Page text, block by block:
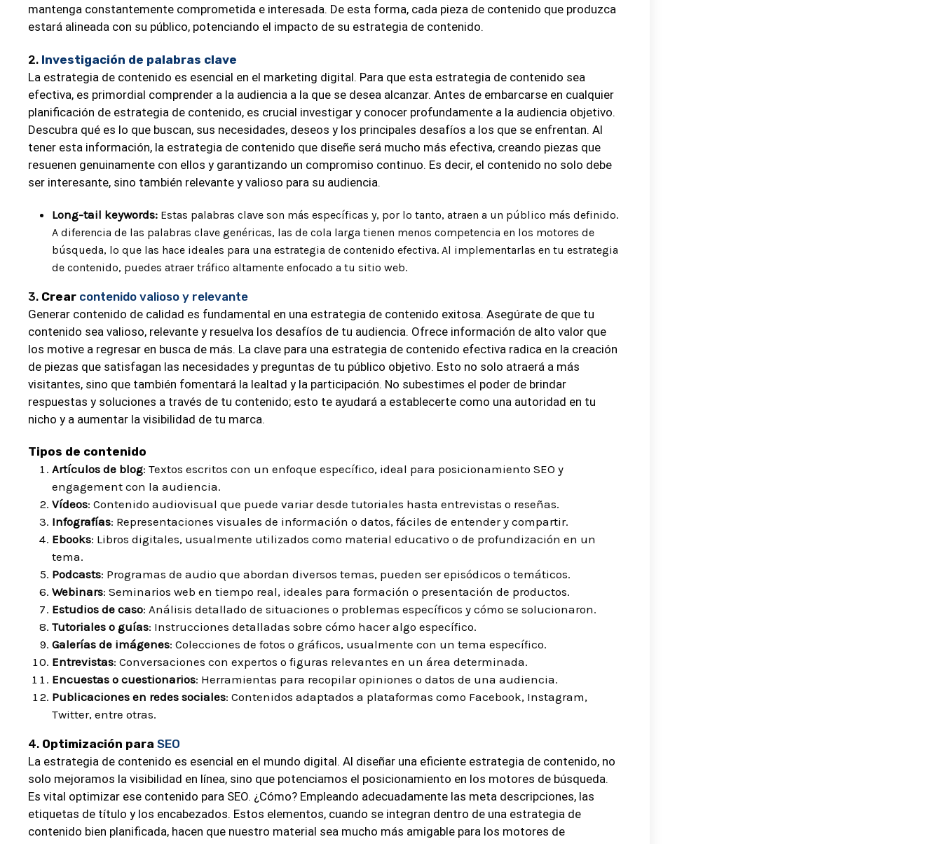
mantenga constantemente comprometida e interesada. De esta forma, cada pieza de contenido que produzca
estará alineada con su público, potenciando el impacto de su estrategia de contenido.
2. Investigación de palabras clave
La estrategia de contenido es esencial en el marketing digital. Para que esta estrategia de contenido sea
efectiva, es primordial comprender a la audiencia a la que se desea alcanzar. Antes de embarcarse en cualquier
planificación de estrategia de contenido, es crucial investigar y conocer profundamente a la audiencia objetivo.
Descubra qué es lo que buscan, sus necesidades, deseos y los principales desafíos a los que se enfrentan. Al
tener esta información, la estrategia de contenido que diseñe será mucho más efectiva, creando piezas que
resuenen genuinamente con ellos y garantizando un compromiso continuo. Es decir, el contenido no solo debe
ser interesante, sino también relevante y valioso para su audiencia.
Long-tail keywords: Estas palabras clave son más específicas y, por lo tanto, atraen a un público más definido.
A diferencia de las palabras clave genéricas, las de cola larga tienen menos competencia en los motores de
búsqueda, lo que las hace ideales para una estrategia de contenido efectiva. Al implementarlas en tu estrategia
de contenido, puedes atraer tráfico altamente enfocado a tu sitio web.
3. Crear contenido valioso y relevante
Generar contenido de calidad es fundamental en una estrategia de contenido exitosa. Asegúrate de que tu
contenido sea valioso, relevante y resuelva los desafíos de tu audiencia. Ofrece información de alto valor que
los motive a regresar en busca de más. La clave para una estrategia de contenido efectiva radica en la creación
de piezas que satisfagan las necesidades y preguntas de tu público objetivo. Esto no solo atraerá a más
visitantes, sino que también fomentará la lealtad y la participación. No subestimes el poder de brindar
respuestas y soluciones a través de tu contenido; esto te ayudará a establecerte como una autoridad en tu
nicho y a aumentar la visibilidad de tu marca.
Tipos de contenido
Artículos de blog: Textos escritos con un enfoque específico, ideal para posicionamiento SEO y
engagement con la audiencia.
Vídeos: Contenido audiovisual que puede variar desde tutoriales hasta entrevistas o reseñas.
Infografías: Representaciones visuales de información o datos, fáciles de entender y compartir.
Ebooks: Libros digitales, usualmente utilizados como material educativo o de profundización en un
tema.
Podcasts: Programas de audio que abordan diversos temas, pueden ser episódicos o temáticos.
Webinars: Seminarios web en tiempo real, ideales para formación o presentación de productos.
Estudios de caso: Análisis detallado de situaciones o problemas específicos y cómo se solucionaron.
Tutoriales o guías: Instrucciones detalladas sobre cómo hacer algo específico.
Galerías de imágenes: Colecciones de fotos o gráficos, usualmente con un tema específico.
Entrevistas: Conversaciones con expertos o figuras relevantes en un área determinada.
Encuestas o cuestionarios: Herramientas para recopilar opiniones o datos de una audiencia.
Publicaciones en redes sociales: Contenidos adaptados a plataformas como Facebook, Instagram,
Twitter, entre otras.
4. Optimización para SEO
La estrategia de contenido es esencial en el mundo digital. Al diseñar una eficiente estrategia de contenido, no
solo mejoramos la visibilidad en línea, sino que potenciamos el posicionamiento en los motores de búsqueda.
Es vital optimizar ese contenido para SEO. ¿Cómo? Empleando adecuadamente las meta descripciones, las
etiquetas de título y los encabezados. Estos elementos, cuando se integran dentro de una estrategia de
contenido bien planificada, hacen que nuestro material sea mucho más amigable para los motores de